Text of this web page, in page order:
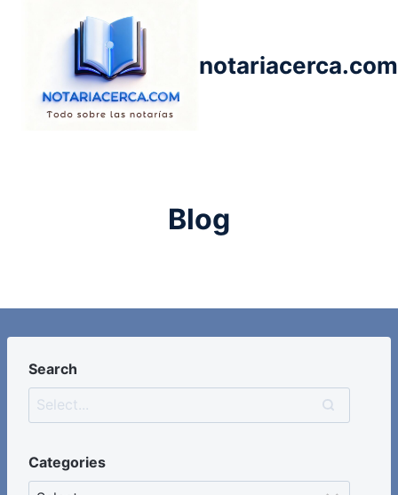
notariacerca.com
Blog
Search
Categories